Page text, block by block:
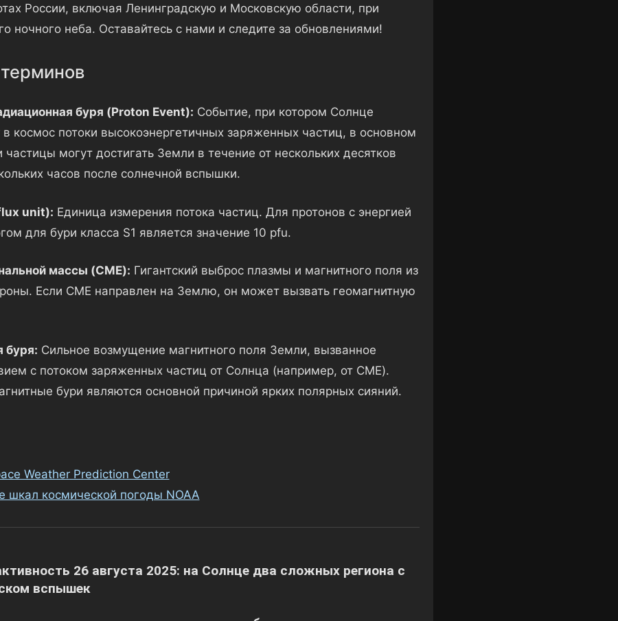
России, включая Ленинградскую и Московскую области, при
ночного неба. Оставайтесь с нами и следите за обновлениями!
буря (Proton Event): Событие, при котором Солнце
космос потоки высокоэнергетичных заряженных частиц, в основном
частицы могут достигать Земли в течение от нескольких десятков
часов после солнечной вспышки.
unit): Единица измерения потока частиц. Для протонов с энергией
для бури класса S1 является значение 10 pfu.
массы (CME): Гигантский выброс плазмы и магнитного поля из
Если CME направлен на Землю, он может вызвать геомагнитную
буря: Сильное возмущение магнитного поля Земли, вызванное
с потоком заряженных частиц от Солнца (например, от CME).
бури являются основной причиной ярких полярных сияний.
Weather Prediction Center
шкал космической погоды NOAA
26 августа 2025: на Солнце два сложных региона с
вспышек